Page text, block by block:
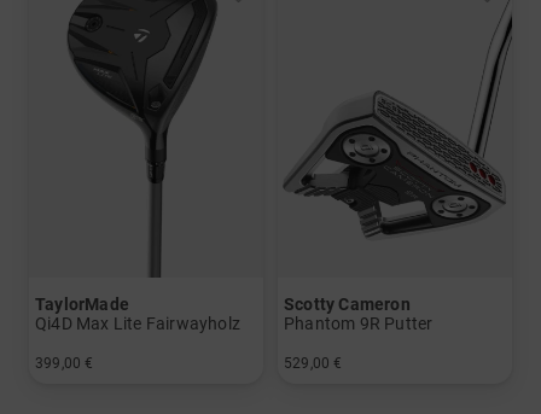
TaylorMade
Qi4D Max Lite Fairwayholz
399,00 €
Scotty Cameron
Phantom 9R Putter
529,00 €